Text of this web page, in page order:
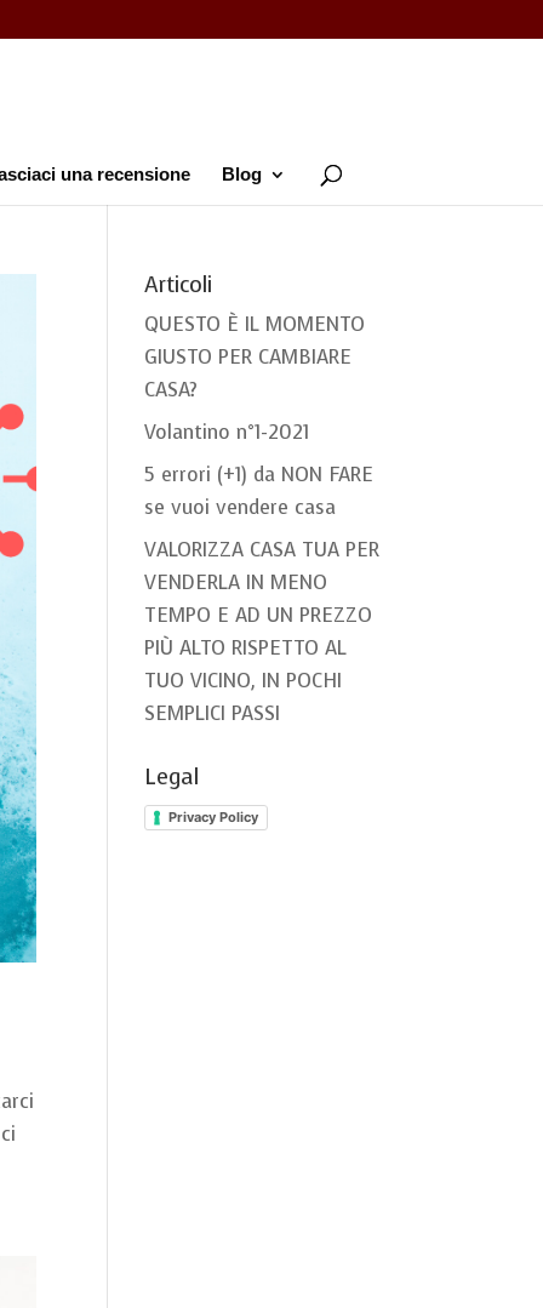
una recensione Blog
Articoli
QUESTO È IL MOMENTO
GIUSTO PER CAMBIARE
CASA?
Volantino n°1-2021
5 errori (+1) da NON FARE
se vuoi vendere casa
VALORIZZA CASA TUA PER
VENDERLA IN MENO
TEMPO E AD UN PREZZO
PIÙ ALTO RISPETTO AL
TUO VICINO, IN POCHI
SEMPLICI PASSI
Legal
Privacy Policy